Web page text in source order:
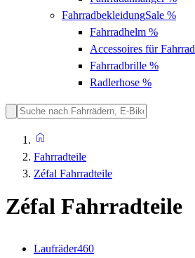
FahrradbekleidungSale %
Fahrradhelm %
Accessoires für Fahrrad
Fahrradbrille %
Radlerhose %
Fahrradteile
Zéfal Fahrradteile
Zéfal Fahrradteile
Laufräder460